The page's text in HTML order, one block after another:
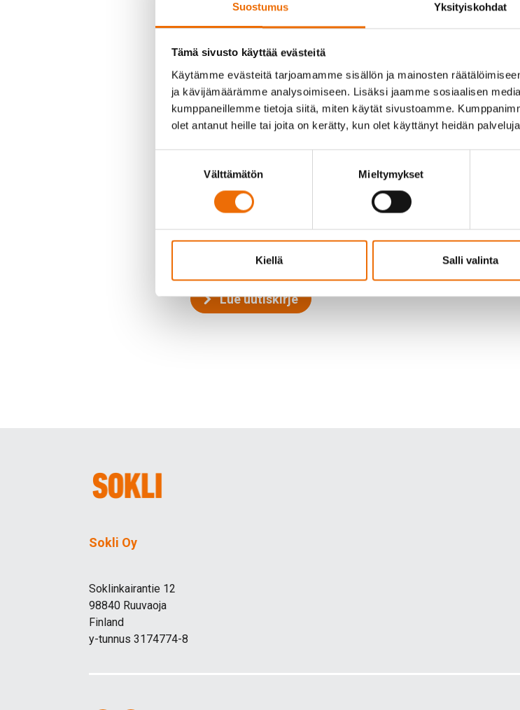
Suostumus Yksityiskohdat
Tämä sivusto käyttää evästeitä
Käytämme evästeitä tarjoamamme sisällön ja mainosten
ja kävijämäärämme analysoimiseen. Lisäksi jaamme sosiaalisen
kumppaneillemme tietoja siitä, miten käytät sivustoamme.
olet antanut heille tai joita on kerätty, kun olet käyttänyt heidän
Välttämätön Mieltymykset
Kiellä Salli valinta
Toukokuun 2025 uutiskirjeessämme on aiheina mm.:
Pumppauskokeita Soklissa kesäkaudella
Loitsana-lammen jatkuvatoimiset mittaukset käynnissä
Uusien työntekijöidemme esittelyitä
Lue koko uutiskirje oheisesta linkistä. Jos haluat tilata kirjeen
Lähetämme kuulumisia noin kerran kuukaudessa.
Lue uutiskirje
Sokli Oy
Soklinkairantie 12
98840 Ruuvaoja
Finland
y-tunnus 3174774-8